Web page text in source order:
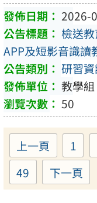
2026-
檢送
APP及短影音識讀
研習
教學組
50
上一頁 1
Page
49 下一頁